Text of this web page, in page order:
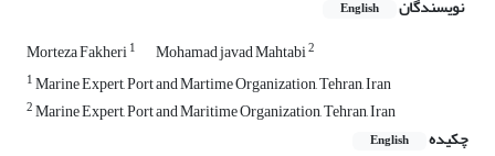
نویسندگان English
Morteza Fakheri1 Mohamad javad Mahtabi2
1Marine Expert, Port and Martime Organization, Tehran, Iran
2Marine Expert, Port and Maritime Organization, Tehran, Iran
چکیده
English